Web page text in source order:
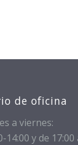
de oficina
a viernes:
14:00 y de 17:00